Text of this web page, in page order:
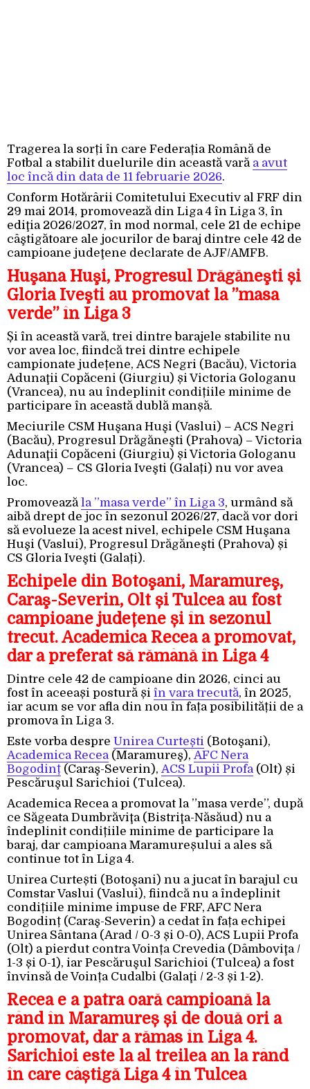
Tragerea la sorți în care Federația Română de
Fotbal a stabilit duelurile din această vară a avut
loc încă din data de 11 februarie 2026.
Conform Hotărârii Comitetului Executiv al FRF din
29 mai 2014, promovează din Liga 4 în Liga 3, în
ediţia 2026/2027, în mod normal, cele 21 de echipe
câştigătoare ale jocurilor de baraj dintre cele 42 de
campioane judeţene declarate de AJF/AMFB.
Huşana Huşi, Progresul Drăgăneşti și
Gloria Iveşti au promovat la ”masa
verde” în Liga 3
Și în această vară, trei dintre barajele stabilite nu
vor avea loc, fiindcă trei dintre echipele
campionate județene, ACS Negri (Bacău), Victoria
Adunaţii Copăceni (Giurgiu) și Victoria Gologanu
(Vrancea), nu au îndeplinit condițiile minime de
participare în această dublă manșă.
Meciurile CSM Huşana Huşi (Vaslui) – ACS Negri
(Bacău), Progresul Drăgăneşti (Prahova) – Victoria
Adunaţii Copăceni (Giurgiu) și Victoria Gologanu
(Vrancea) – CS Gloria Iveşti (Galați) nu vor avea
loc.
Promoveazăla ”masa verde” în Liga 3, urmând să
aibă drept de joc în sezonul 2026/27, dacă vor dori
să evolueze la acest nivel, echipele CSM Huşana
Huşi (Vaslui), Progresul Drăgăneşti (Prahova) și
CS Gloria Iveşti (Galați).
Echipele din Botoşani, Maramureş,
Caraş-Severin, Olt și Tulcea au fost
campioane județene și în sezonul
trecut. Academica Recea a promovat,
dar a preferat să rămână în Liga 4
Dintre cele 42 de campioane din 2026, cinci au
fost în aceeași postură și în vara trecută, în 2025,
iar acum se vor afla din nou în fața posibilității de a
promova în Liga 3.
Este vorba despre Unirea Curtești (Botoşani),
Academica Recea(Maramureş), AFC Nera
Bogodinț (Caraş-Severin), ACS Lupii Profa(Olt) și
Pescăruşul Sarichioi (Tulcea).
Academica Recea a promovat la ”masa verde”, după
ce Săgeata Dumbrăviţa (Bistriţa-Năsăud) nu a
îndeplinit condițiile minime de participare la
baraj, dar campioana Maramureșului a ales să
continue tot în Liga 4.
Unirea Curtești (Botoşani) nu a jucat în barajul cu
Comstar Vaslui (Vaslui), fiindcă nu a îndeplinit
condițiile minime impuse de FRF, AFC Nera
Bogodinț (Caraş-Severin) a cedat în fața echipei
Unirea Sântana (Arad / 0-3 și 0-0), ACS Lupii Profa
(Olt) a pierdut contra Voința Crevedia (Dâmboviţa /
1-3 și 0-1), iar Pescăruşul Sarichioi (Tulcea) a fost
învinsă de Voința Cudalbi (Galaţi / 2-3 și 1-2).
Recea e a patra oară campioană la
rând în Maramureș și de două ori a
promovat, dar a rămas în Liga 4.
Sarichioi este la al treilea an la rând
în care câștigă Liga 4 în Tulcea